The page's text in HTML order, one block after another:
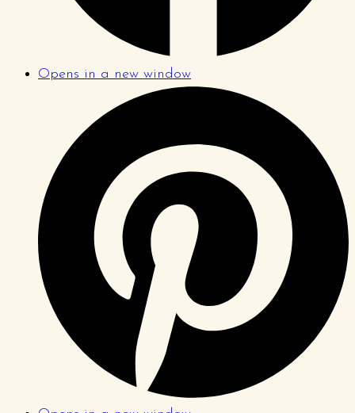
Opens in a new window